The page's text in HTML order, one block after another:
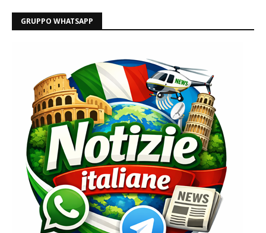
GRUPPO WHATSAPP